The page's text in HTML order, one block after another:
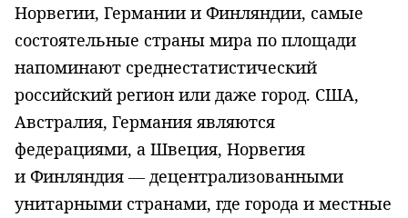
Норвегии, Германии и Финляндии, самые
состоятельные страны мира по площади
напоминают среднестатистический
российский регион или даже город. США,
Австралия, Германия являются
федерациями, а Швеция, Норвегия
и Финляндия — децентрализованными
унитарными странами, где города и местные